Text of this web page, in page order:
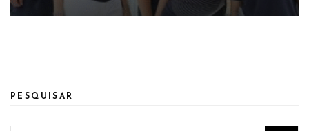
PESQUISAR